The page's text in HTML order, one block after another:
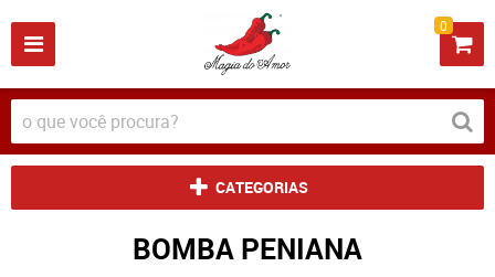
0
CATEGORIAS
BOMBA PENIANA